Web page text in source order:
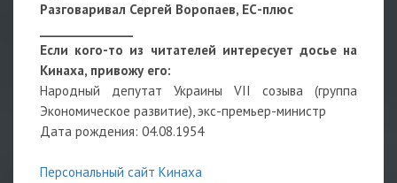
Разговаривал Сергей Воропаев, ЕС-плюс
Если кого-то из читателей интересует досье на
Кинаха, привожу его:
Народный депутат Украины VІI созыва (группа
Экономическое развитие), экс-премьер-министр
Дата рождения: 04.08.1954
Персональный сайт Кинаха